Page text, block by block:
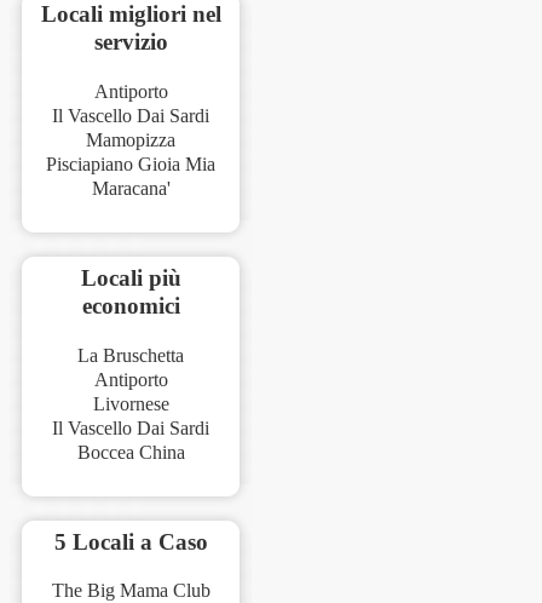
Locali migliori nel
servizio
Antiporto
Il Vascello Dai Sardi
Mamopizza
Pisciapiano Gioia Mia
Maracana'
Locali più
economici
La Bruschetta
Antiporto
Livornese
Il Vascello Dai Sardi
Boccea China
5 Locali a Caso
The Big Mama Club